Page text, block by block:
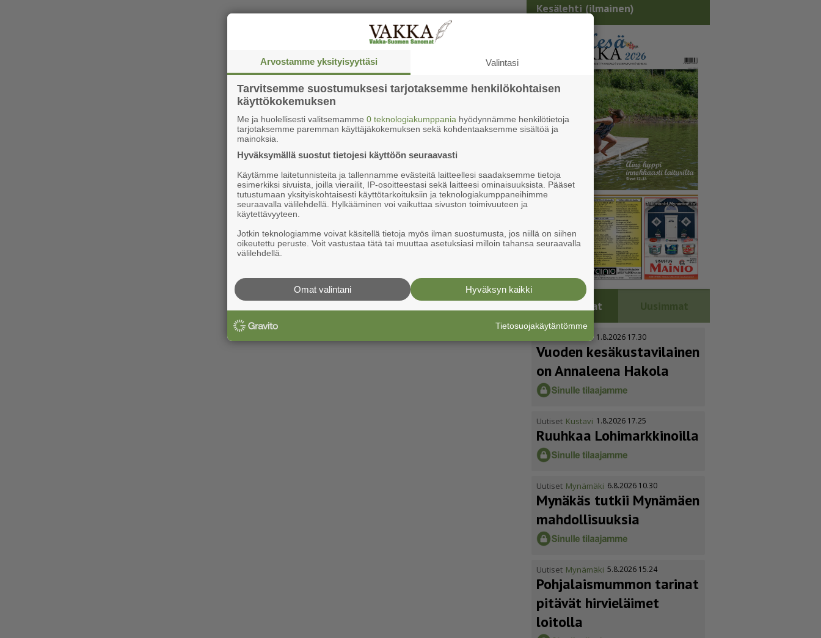
Kesälehti (ilmainen)
Luetuimmat Uusimmat
Kustavi 1.8.2026 17.30
Vuoden kesäkus­ta­vi­lainen
on Annaleena Hakola
Uutiset Kustavi 1.8.2026 17.25
Ruuhkaa Lohimark­ki­noilla
Uutiset Mynämäki 6.8.2026 10.30
Mynäkäs tutkii Mynämäen
mahdol­li­suuksia
Uutiset Mynämäki 5.8.2026 15.24
Pohja­lais­mummon tarinat
pitävät hirvieläimet
loitolla
Arvostamme yksityisyyttäsi Valintasi
Tarvitsemme suostumuksesi tarjotaksemme henkilökohtaisen
käyttökokemuksen
Me ja huolellisesti valitsemamme 0 teknologiakumppania hyödynnämme henkilötietoja
tarjotaksemme paremman käyttäjäkokemuksen sekä kohdentaaksemme sisältöä ja
mainoksia.
Hyväksymällä suostut tietojesi käyttöön seuraavasti
Käytämme laitetunnisteita ja tallennamme evästeitä laitteellesi saadaksemme tietoja
esimerkiksi sivuista, joilla vierailit, IP-osoitteestasi sekä laitteesi ominaisuuksista. Pääset
tutustumaan yksityiskohtaisesti käyttötarkoituksiin ja teknologiakumppaneihimme
seuraavalla välilehdellä. Hylkääminen voi vaikuttaa sivuston toimivuuteen ja
käytettävyyteen.
Jotkin teknologiamme voivat käsitellä tietoja myös ilman suostumusta, jos niillä on siihen
oikeutettu peruste. Voit vastustaa tätä tai muuttaa asetuksiasi milloin tahansa seuraavalla
välilehdellä.
Hyväksyn kaikki
Omat valintani
Tietosuojakäytäntömme